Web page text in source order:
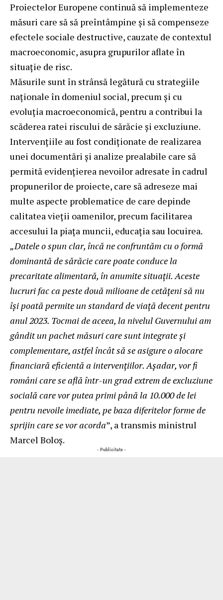
Proiectelor Europene continuă să implementeze
măsuri care să să preîntâmpine şi să compenseze
efectele sociale destructive, cauzate de contextul
macroeconomic, asupra grupurilor aflate în
situație de risc.
Măsurile sunt în strânsă legătură cu strategiile
naționale în domeniul social, precum și cu
evoluția macroeconomică, pentru a contribui la
scăderea ratei riscului de sărăcie și excluziune.
Intervențiile au fost condiționate de realizarea
unei documentări și analize prealabile care să
permită evidențierea nevoilor adresate în cadrul
propunerilor de proiecte, care să adreseze mai
multe aspecte problematice de care depinde
calitatea vieții oamenilor, precum facilitarea
accesului la piața muncii, educația sau locuirea.
„Datele o spun clar, încă ne confruntăm cu o formă
dominantă de sărăcie care poate conduce la
precaritate alimentară, în anumite situații. Aceste
lucruri fac ca peste două milioane de cetățeni să nu
îşi poată permite un standard de viaţă decent pentru
anul 2023. Tocmai de aceea, la nivelul Guvernului am
gândit un pachet măsuri care sunt integrate și
complementare, astfel încât să se asigure o alocare
financiară eficientă a intervențiilor. Așadar, vor fi
români care se află într-un grad extrem de excluziune
socială care vor putea primi până la 10.000 de lei
pentru nevoile imediate, pe baza diferitelor forme de
sprijin care se vor acorda”, a transmis ministrul
Marcel Boloș.
- Publicitate -